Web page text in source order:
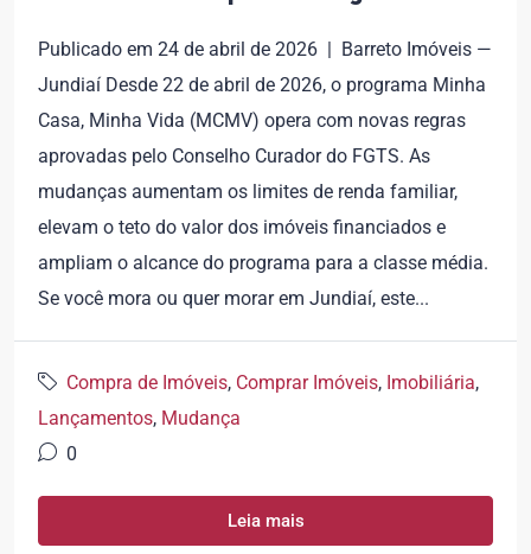
Publicado em 24 de abril de 2026 | Barreto Imóveis —
Jundiaí Desde 22 de abril de 2026, o programa Minha
Casa, Minha Vida (MCMV) opera com novas regras
aprovadas pelo Conselho Curador do FGTS. As
mudanças aumentam os limites de renda familiar,
elevam o teto do valor dos imóveis financiados e
ampliam o alcance do programa para a classe média.
Se você mora ou quer morar em Jundiaí, este...
Compra de Imóveis, Comprar Imóveis, Imobiliária,
Lançamentos, Mudança
0
Leia mais